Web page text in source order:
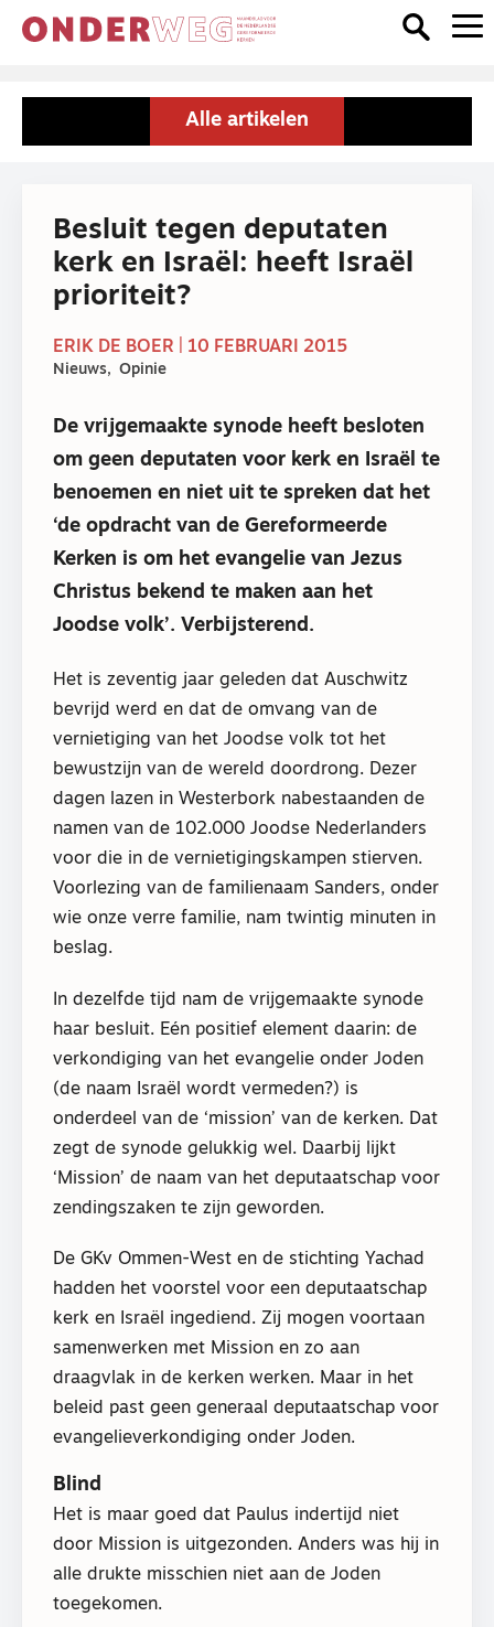
Alle artikelen
Besluit tegen deputaten
kerk en Israël: heeft Israël
prioriteit?
ERIK DE BOER | 10 FEBRUARI 2015
Nieuws Opinie
De vrijgemaakte synode heeft besloten
om geen deputaten voor kerk en Israël te
benoemen en niet uit te spreken dat het
‘de opdracht van de Gereformeerde
Kerken is om het evangelie van Jezus
Christus bekend te maken aan het
Joodse volk’. Verbijsterend.
Het is zeventig jaar geleden dat Auschwitz
bevrijd werd en dat de omvang van de
vernietiging van het Joodse volk tot het
bewustzijn van de wereld doordrong. Dezer
dagen lazen in Westerbork nabestaanden de
namen van de 102.000 Joodse Nederlanders
voor die in de vernietigingskampen stierven.
Voorlezing van de familienaam Sanders, onder
wie onze verre familie, nam twintig minuten in
beslag.
In dezelfde tijd nam de vrijgemaakte synode
haar besluit. Eén positief element daarin: de
verkondiging van het evangelie onder Joden
(de naam Israël wordt vermeden?) is
onderdeel van de ‘mission’ van de kerken. Dat
zegt de synode gelukkig wel. Daarbij lijkt
‘Mission’ de naam van het deputaatschap voor
zendingszaken te zijn geworden.
De GKv Ommen-West en de stichting Yachad
hadden het voorstel voor een deputaatschap
kerk en Israël ingediend. Zij mogen voortaan
samenwerken met Mission en zo aan
draagvlak in de kerken werken. Maar in het
beleid past geen generaal deputaatschap voor
evangelieverkondiging onder Joden.
Blind
Het is maar goed dat Paulus indertijd niet
door Mission is uitgezonden. Anders was hij in
alle drukte misschien niet aan de Joden
toegekomen.